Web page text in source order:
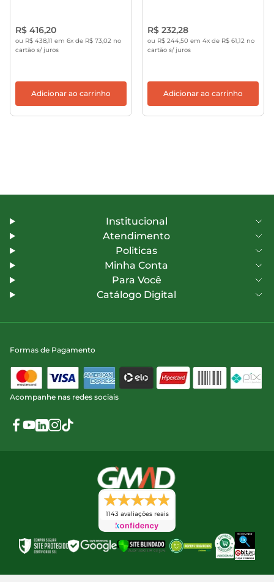
R$ 416,20
ou R$ 438,11 em 6x de R$ 73,02 no
cartão s/ juros
Adicionar ao carrinho
R$ 232,28
ou R$ 244,50 em 4x de R$ 61,12 no
cartão s/ juros
Adicionar ao carrinho
Institucional
Atendimento
Politicas
Minha Conta
Para Você
Catálogo Digital
Formas de Pagamento
Acompanhe nas redes sociais
1143 avaliações reais